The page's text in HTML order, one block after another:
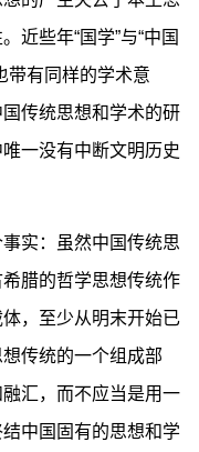
近些年“国学”与“中国
带有同样的学术意
传统思想和学术的研
一没有中断文明历史
实：虽然中国传统思
腊的哲学思想传统作
，至少从明末开始已
传统的一个组成部
汇，而不应当是用一
中国固有的思想和学